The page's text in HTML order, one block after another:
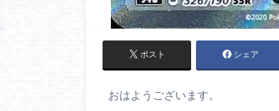
ポスト シェア
おはようございます。